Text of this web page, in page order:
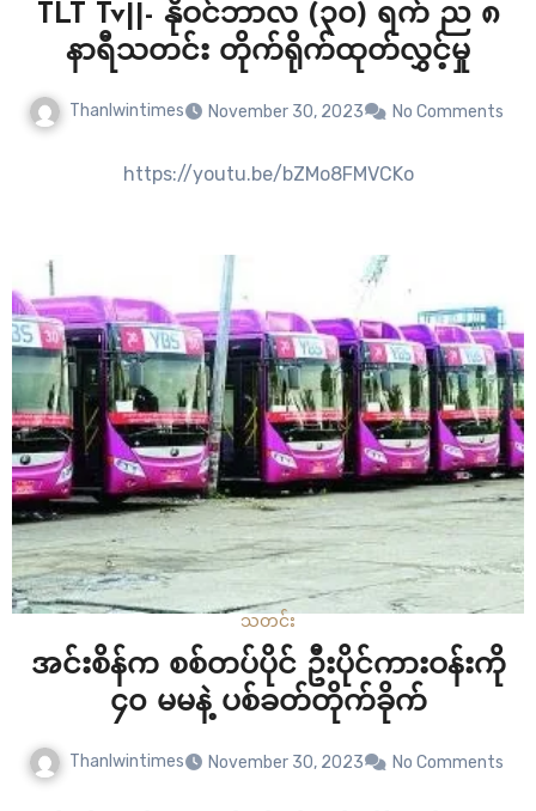
TLT Tv||- နိုဝင်ဘာလ (၃၀) ရက် ည ၈
နာရီသတင်း တိုက်ရိုက်ထုတ်လွှင့်မှု
Thanlwintimes November 30, 2023 No Comments
https://youtu.be/bZMo8FMVCKo
သတင်း
အင်းစိန်က စစ်တပ်ပိုင် ဦးပိုင်ကားဝန်းကို
၄၀ မမနဲ့ ပစ်ခတ်တိုက်ခိုက်
Thanlwintimes November 30, 2023 No Comments